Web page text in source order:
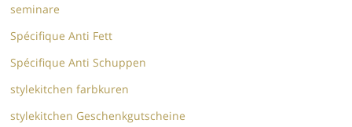
seminare
Spécifique Anti Fett
Spécifique Anti Schuppen
stylekitchen farbkuren
stylekitchen Geschenkgutscheine